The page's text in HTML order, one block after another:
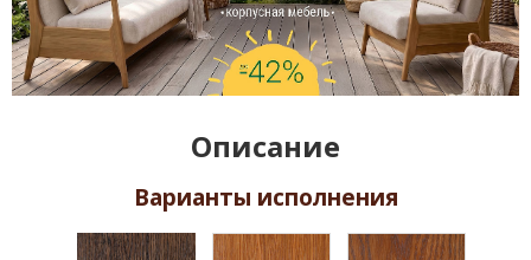
Описание
Варианты исполнения